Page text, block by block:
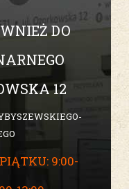
DO
12
9:00-